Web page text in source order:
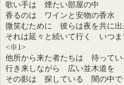
歌い手は 煙たい部屋の中
香るのは ワインと安物の香水
微笑むために 彼らは夜を共に出
それは延々と続いて行く いつ
<※1>
他所から来た者たちは 待ってい
行き来しながら 広い並木道を
その影は 探している 闇の中で